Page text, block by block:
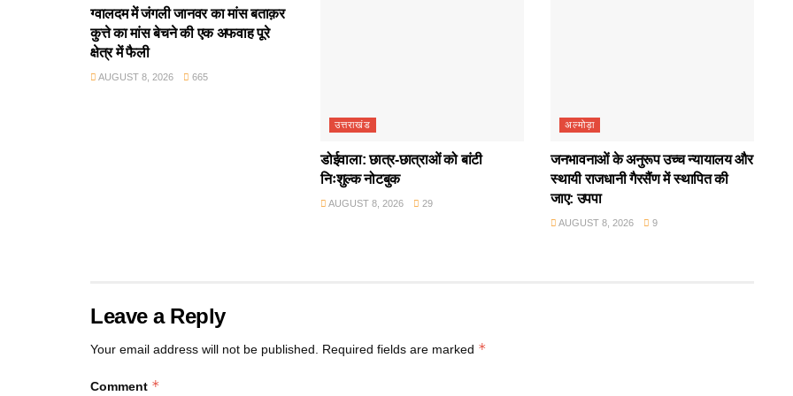
ग्वालदम में जंगली जानवर का मांस बताक़र
कुत्ते का मांस बेचने की एक अफवाह पूरे
क्षेत्र में फैली
AUGUST 8, 2026 665
उत्तराखंड
डोईवाला: छात्र-छात्राओं को बांटी
निःशुल्क नोटबुक
AUGUST 8, 2026 29
अल्मोड़ा
जनभावनाओं के अनुरूप उच्च न्यायालय और
स्थायी राजधानी गैरसैंण में स्थापित की
जाए: उपपा
AUGUST 8, 2026 9
Leave a Reply
Your email address will not be published. Required fields are marked *
Comment *